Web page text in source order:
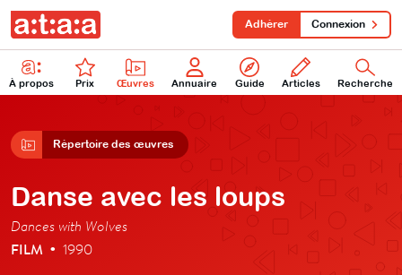
À propos Prix Œuvres Annuaire Guide Articles Recherche
Adhérer Connexion
Répertoire des œuvres
Danse avec les loups
Dances with Wolves
FILM • 1990